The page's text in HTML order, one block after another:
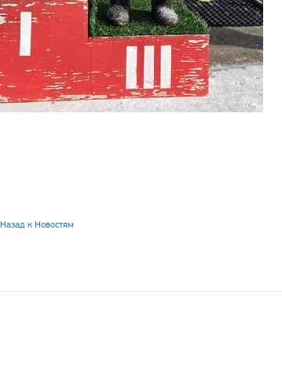
Назад к Новостям